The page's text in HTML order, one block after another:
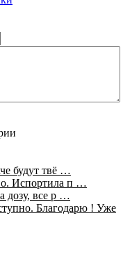
будут твё …
Испортила п …
дозу, все р …
Благодарю ! Уже